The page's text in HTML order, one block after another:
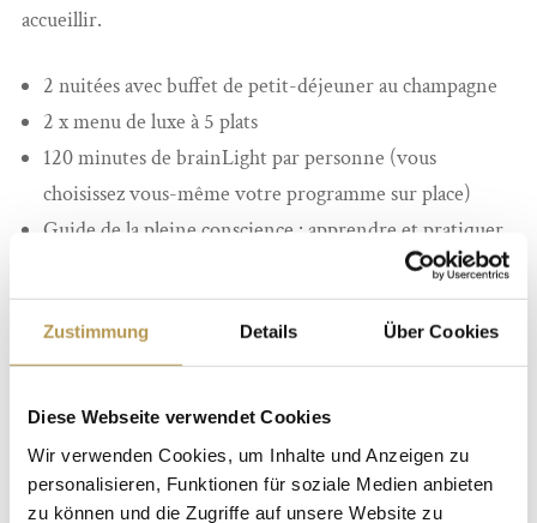
Zustimmung Details Über Cookies
Diese Webseite verwendet Cookies
Wir verwenden Cookies, um Inhalte und Anzeigen zu
personalisieren, Funktionen für soziale Medien anbieten
zu können und die Zugriffe auf unsere Website zu
accueillir.
2 nuitées avec buffet de petit-déjeuner au champagne
2 x menu de luxe à 5 plats
120 minutes de brainLight par personne (vous
choisissez vous-même votre programme sur place)
Guide de la pleine conscience : apprendre et pratiquer
une attitude de pleine conscience au quotidien
Suggestion profonde : par exemple, aller chez le
dentiste sans crainte
Perdre du poids et se sentir bien
Surmonter ses peurs
Dormir sainement la nuit : apprendre les règles du
sommeil et les méthodes de relaxation